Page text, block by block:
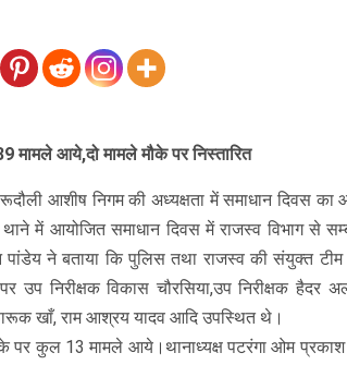
मामले आये,दो मामले मौके पर निस्तारित
आशीष निगम की अध्यक्षता में समाधान दिवस का
में आयोजित समाधान दिवस में राजस्व विभाग से
पांडेय ने बताया कि पुलिस तथा राजस्व की संयुक्त
निरीक्षक विकास चौरसिया,उप निरीक्षक हैदर
खाँ, राम आश्रय यादव आदि उपस्थित थे।
पर कुल 13 मामले आये।थानाध्यक्ष पटरंगा ओम